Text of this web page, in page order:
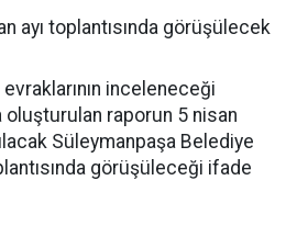
ayı toplantısında görüşülecek
inceleneceği
raporun 5 nisan
Süleymanpaşa Belediye
görüşüleceği ifade